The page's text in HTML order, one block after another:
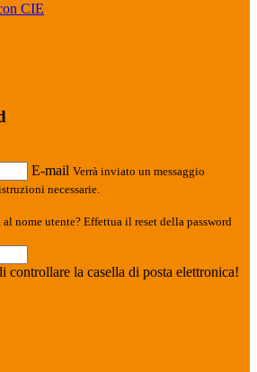
CIE
E-mail Verrà inviato un messaggio
necessarie.
nome utente? Effettua il reset della password
controllare la casella di posta elettronica!